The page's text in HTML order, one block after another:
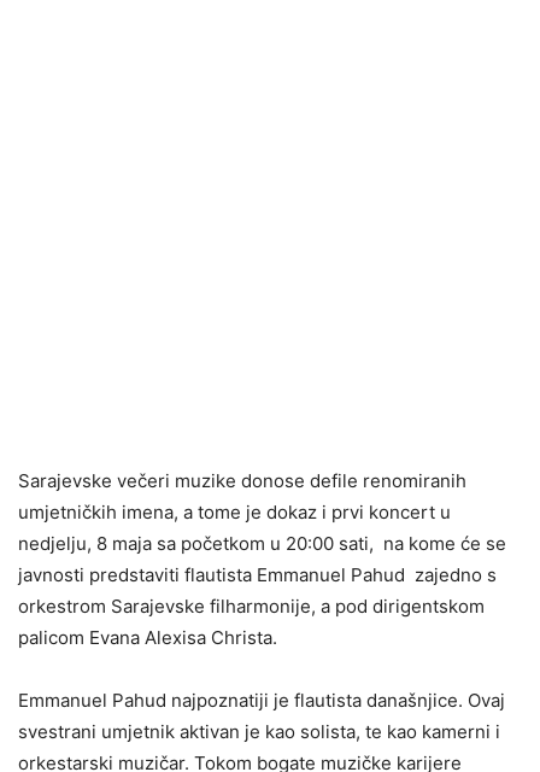
Sarajevske večeri muzike donose defile renomiranih
umjetničkih imena, a tome je dokaz i prvi koncert u
nedjelju, 8 maja sa početkom u 20:00 sati, na kome će se
javnosti predstaviti flautista Emmanuel Pahud zajedno s
orkestrom Sarajevske filharmonije, a pod dirigentskom
palicom Evana Alexisa Christa.
Emmanuel Pahud najpoznatiji je flautista današnjice. Ovaj
svestrani umjetnik aktivan je kao solista, te kao kamerni i
orkestarski muzičar. Tokom bogate muzičke karijere